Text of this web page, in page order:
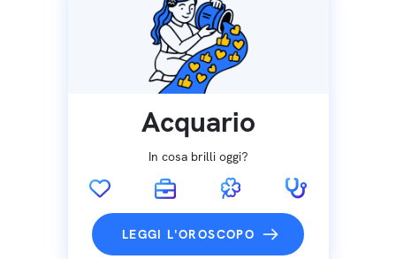
Acquario
In cosa brilli oggi?
LEGGI L'OROSCOPO